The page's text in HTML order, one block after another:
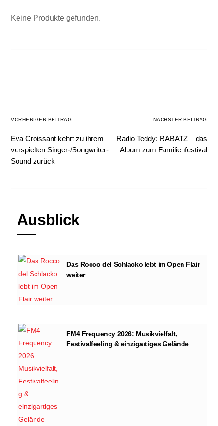
Keine Produkte gefunden.
VORHERIGER BEITRAG
Eva Croissant kehrt zu ihrem
verspielten Singer-/Songwriter-
Sound zurück
NÄCHSTER BEITRAG
Radio Teddy: RABATZ – das
Album zum Familienfestival
Ausblick
Das Rocco del Schlacko lebt im Open Flair
weiter
FM4 Frequency 2026: Musikvielfalt,
Festivalfeeling & einzigartiges Gelände